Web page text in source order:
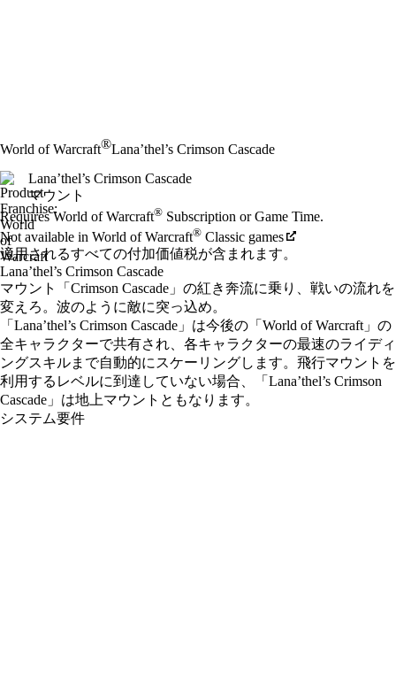
World of Warcraft®Lana’thel’s Crimson Cascade
Lana’thel’s Crimson Cascade
マウント
価格
Available actions
Requires World of Warcraft® Subscription or Game Time.
Not available in World of Warcraft® Classic games
適用されるすべての付加価値税が含まれます。
Lana’thel’s Crimson Cascade
マウント「Crimson Cascade」の紅き奔流に乗り、戦いの流れを
変えろ。波のように敵に突っ込め。
「Lana’thel’s Crimson Cascade」は今後の「World of Warcraft」の
全キャラクターで共有され、各キャラクターの最速のライディ
ングスキルまで自動的にスケーリングします。飛行マウントを
利用するレベルに到達していない場合、「Lana’thel’s Crimson
Cascade」は地上マウントともなります。
システム要件